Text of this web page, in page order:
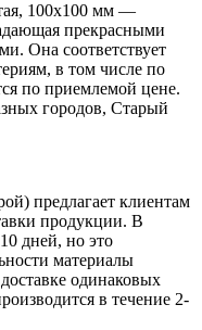
100х100 мм —
прекрасными
Она соответствует
в том числе по
по приемлемой цене.
городов, Старый
предлагает клиентам
продукции. В
дней, но это
материалы
одинаковых
в течение 2-